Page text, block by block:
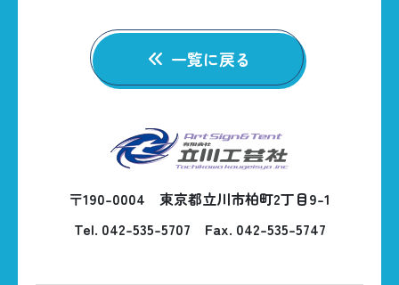
一覧に戻る
〒190-0004 東京都立川市柏町2丁目9-1
Tel. 042-535-5707 Fax. 042-535-5747